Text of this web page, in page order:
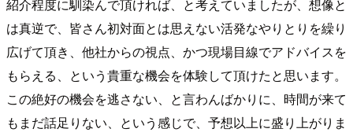
紹介程度に馴染んで頂ければ、と考えていましたが、想像と
は真逆で、皆さん初対面とは思えない活発なやりとりを繰り
広げて頂き、他社からの視点、かつ現場目線でアドバイスを
もらえる、という貴重な機会を体験して頂けたと思います。
この絶好の機会を逃さない、と言わんばかりに、時間が来て
もまだ話足りない、という感じで、予想以上に盛り上がりま